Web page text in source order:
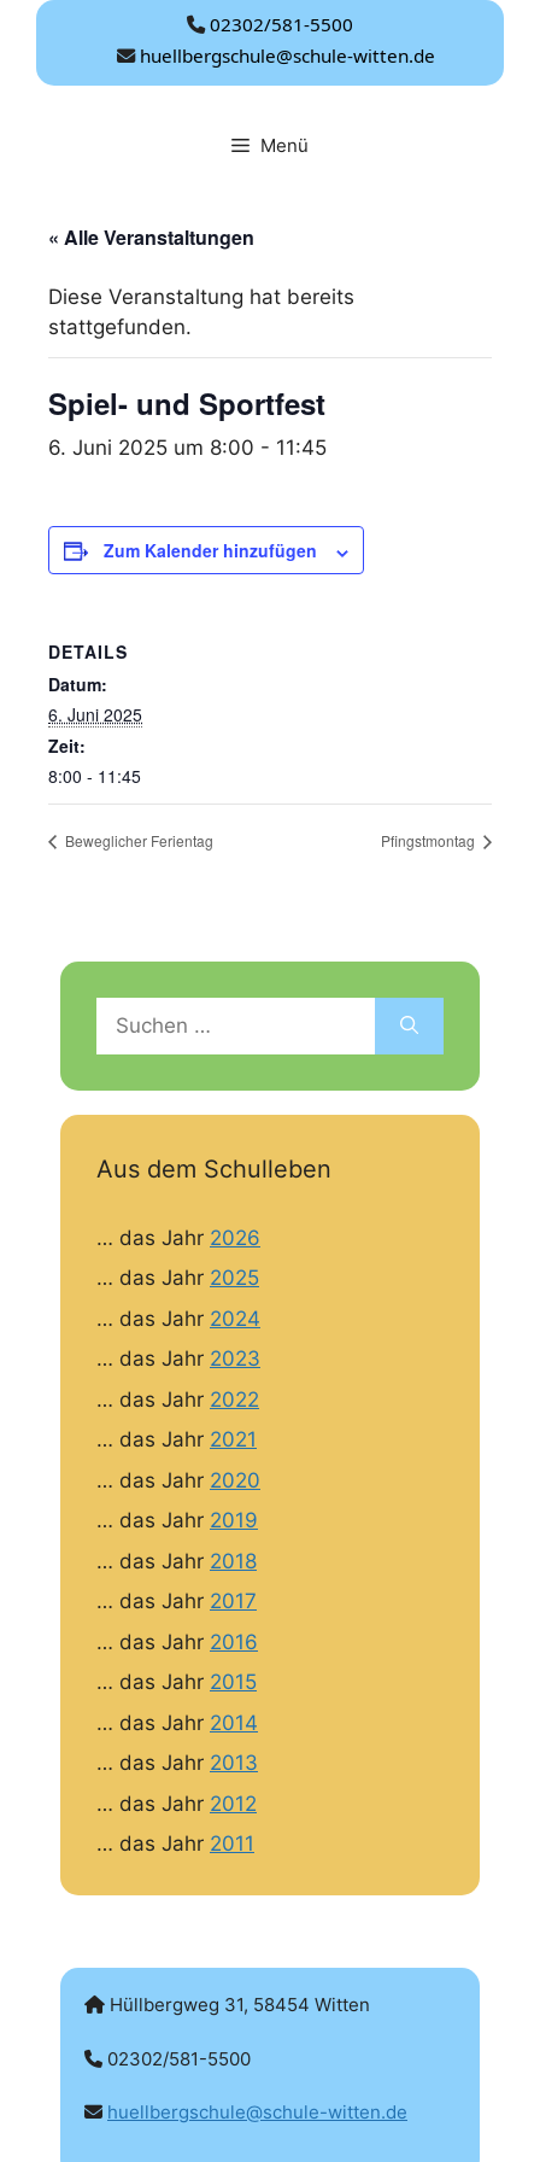
Zum
springen
02302/581-5500
huellbergschule@schule-witten.de
Menü
« Alle Veranstaltungen
Diese Veranstaltung hat bereits
stattgefunden.
Spiel- und Sportfest
6. Juni 2025 um 8:00 - 11:45
Zum Kalender hinzufügen
DETAILS
Datum:
6. Juni 2025
Zeit:
8:00 - 11:45
Beweglicher Ferientag Pfingstmontag
nach:
Aus dem Schulleben
… das Jahr 2026
… das Jahr 2025
… das Jahr 2024
… das Jahr 2023
… das Jahr 2022
… das Jahr 2021
… das Jahr 2020
… das Jahr 2019
… das Jahr 2018
… das Jahr 2017
… das Jahr 2016
… das Jahr 2015
… das Jahr 2014
… das Jahr 2013
… das Jahr 2012
… das Jahr 2011
Hüllbergweg 31, 58454 Witten
02302/581-5500
huellbergschule@schule-witten.de